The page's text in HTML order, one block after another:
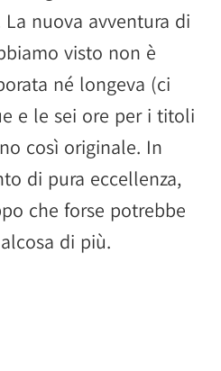
nuova avventura di
visto non è
né longeva (ci
e le sei ore per i titoli
così originale. In
di pura eccellenza,
che forse potrebbe
di più.